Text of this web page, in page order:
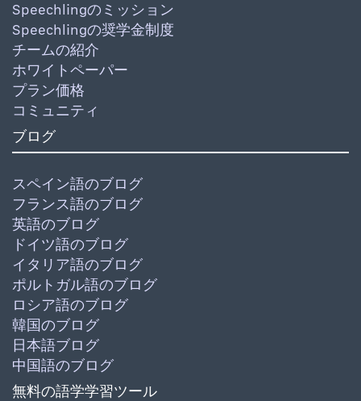
Speechlingのミッション
Speechlingの奨学金制度
チームの紹介
ホワイトペーパー
プラン価格
コミュニティ
ブログ
スペイン語のブログ
フランス語のブログ
英語のブログ
ドイツ語のブログ
イタリア語のブログ
ポルトガル語のブログ
ロシア語のブログ
韓国のブログ
日本語ブログ
中国語のブログ
無料の語学学習ツール